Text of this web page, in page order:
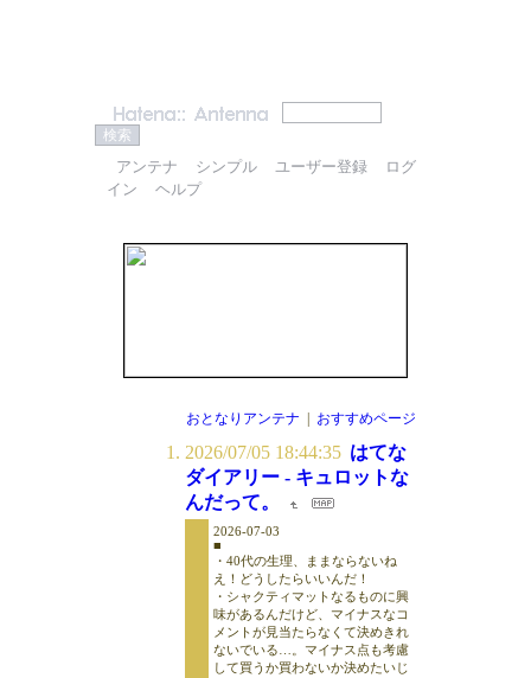
アンテナ シンプル ユーザー登録
ログ
イン
ヘルプ
おとなりアンテナ | おすすめページ
2026/07/05 18:44:35 はてな
ダイアリー - キュロットな
んだって。
2026-07-03
■
・40代の生理、ままならないね
え！どうしたらいいんだ！
・シャクティマットなるものに興
味があるんだけど、マイナスなコ
メントが見当たらなくて決めきれ
ないでいる…。マイナス点も考慮
して買うか買わないか決めたいじ